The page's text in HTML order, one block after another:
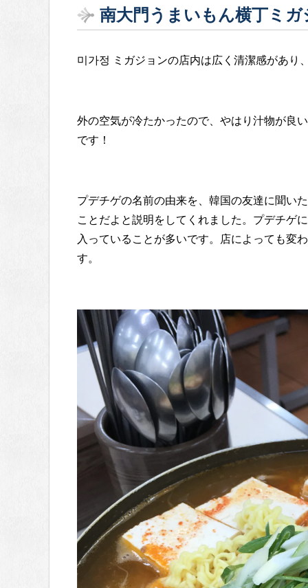
南大門うまいもん横丁ミ
미가정 ミガジョンの店内は広く清潔感があり
外の空気が冷たかったので、やはり汁物が良
です！
プデチゲの名前の由来を、韓国の友達に聞い
ことだよと説明をしてくれました。プデチゲ
入っていることが多いです。店によっても変
す。